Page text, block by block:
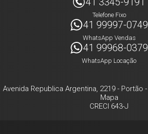
Telefone Fixo
41 99997-0749
WhatsApp Vendas
41 99968-0379
WhatsApp Locação
Avenida Republica Argentina, 2219- Portão -
Mapa
CRECI 643-J